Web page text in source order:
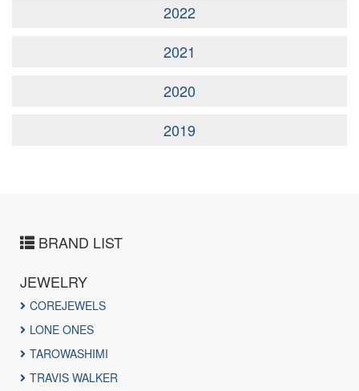
2022
2021
2020
2019
BRAND LIST
JEWELRY
COREJEWELS
LONE ONES
TAROWASHIMI
TRAVIS WALKER